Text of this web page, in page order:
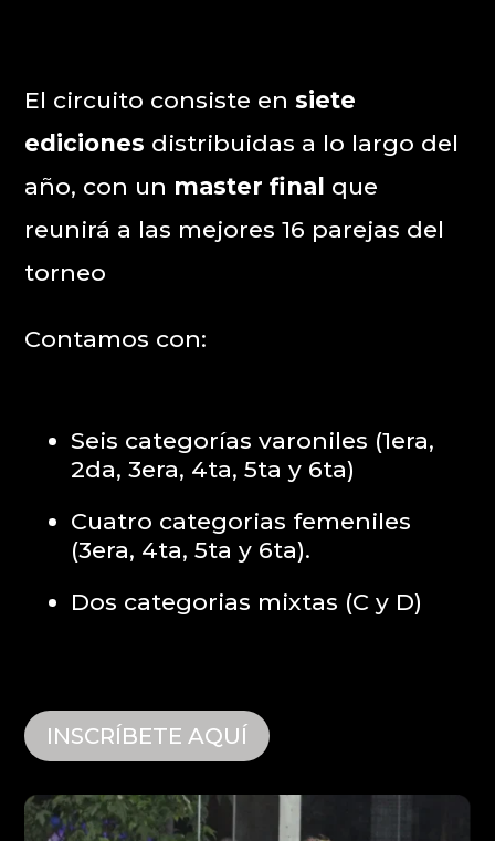
El circuito consiste ensiete
ediciones distribuidas a lo largo del
año, con un master final que
reunirá a las mejores 16 parejas del
torneo
Contamos con:
Seis categorías varoniles (1era,
2da, 3era, 4ta, 5ta y 6ta)
Cuatro categorias femeniles
(3era, 4ta, 5ta y 6ta).
Dos categorias mixtas (C y D)
INSCRÍBETE AQUÍ